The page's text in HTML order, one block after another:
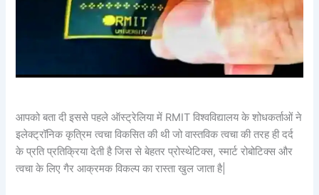
आपको बता दी इससे पहले ऑस्ट्रेलिया में RMIT विश्वविद्यालय के शोधकर्ताओं ने
इलेक्ट्रॉनिक कृत्रिम त्वचा विकसित की थी जो वास्तविक त्वचा की तरह ही दर्द
के प्रति प्रतिक्रिया देती है जिस से बेहतर प्रोस्थेटिक्स, स्मार्ट रोबोटिक्स और
त्वचा के लिए गैर आक्रमक विकल्प का रास्ता खुल जाता है|